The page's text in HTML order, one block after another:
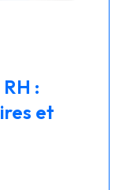
:
et